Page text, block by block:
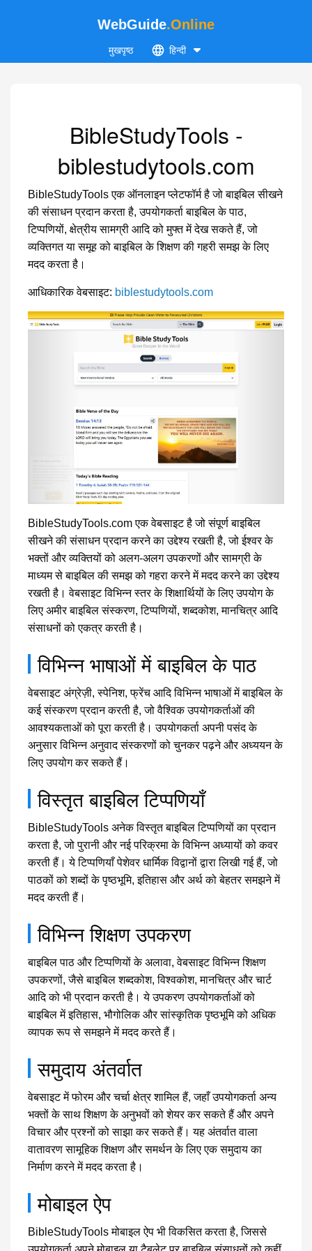
WebGuide.Online
मुखपृष्ठ हिन्दी
BibleStudyTools -
biblestudytools.com
BibleStudyTools एक ऑनलाइन प्लेटफॉर्म है जो बाइबिल सीखने
की संसाधन प्रदान करता है, उपयोगकर्ता बाइबिल के पाठ,
टिप्पणियों, क्षेत्रीय सामग्री आदि को मुफ्त में देख सकते हैं, जो
व्यक्तिगत या समूह को बाइबिल के शिक्षण की गहरी समझ के लिए
मदद करता है।
आधिकारिक वेबसाइट: biblestudytools.com
BibleStudyTools.com एक वेबसाइट है जो संपूर्ण बाइबिल
सीखने की संसाधन प्रदान करने का उद्देश्य रखती है, जो ईश्वर के
भक्तों और व्यक्तियों को अलग-अलग उपकरणों और सामग्री के
माध्यम से बाइबिल की समझ को गहरा करने में मदद करने का उद्देश्य
रखती है। वेबसाइट विभिन्न स्तर के शिक्षार्थियों के लिए उपयोग के
लिए अमीर बाइबिल संस्करण, टिप्पणियों, शब्दकोश, मानचित्र आदि
संसाधनों को एकत्र करती है।
विभिन्न भाषाओं में बाइबिल के पाठ
वेबसाइट अंग्रेज़ी, स्पेनिश, फ्रेंच आदि विभिन्न भाषाओं में बाइबिल के
कई संस्करण प्रदान करती है, जो वैश्विक उपयोगकर्ताओं की
आवश्यकताओं को पूरा करती है। उपयोगकर्ता अपनी पसंद के
अनुसार विभिन्न अनुवाद संस्करणों को चुनकर पढ़ने और अध्ययन के
लिए उपयोग कर सकते हैं।
विस्तृत बाइबिल टिप्पणियाँ
BibleStudyTools अनेक विस्तृत बाइबिल टिप्पणियों का प्रदान
करता है, जो पुरानी और नई परिक्रमा के विभिन्न अध्यायों को कवर
करती हैं। ये टिप्पणियाँ पेशेवर धार्मिक विद्वानों द्वारा लिखी गई हैं, जो
पाठकों को शब्दों के पृष्ठभूमि, इतिहास और अर्थ को बेहतर समझने में
मदद करती हैं।
विभिन्न शिक्षण उपकरण
बाइबिल पाठ और टिप्पणियों के अलावा, वेबसाइट विभिन्न शिक्षण
उपकरणों, जैसे बाइबिल शब्दकोश, विश्वकोश, मानचित्र और चार्ट
आदि को भी प्रदान करती है। ये उपकरण उपयोगकर्ताओं को
बाइबिल में इतिहास, भौगोलिक और सांस्कृतिक पृष्ठभूमि को अधिक
व्यापक रूप से समझने में मदद करते हैं।
समुदाय अंतर्वात
वेबसाइट में फोरम और चर्चा क्षेत्र शामिल हैं, जहाँ उपयोगकर्ता अन्य
भक्तों के साथ शिक्षण के अनुभवों को शेयर कर सकते हैं और अपने
विचार और प्रश्नों को साझा कर सकते हैं। यह अंतर्वात वाला
वातावरण सामूहिक शिक्षण और समर्थन के लिए एक समुदाय का
निर्माण करने में मदद करता है।
मोबाइल ऐप
BibleStudyTools मोबाइल ऐप भी विकसित करता है, जिससे